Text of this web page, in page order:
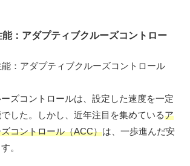
：アダプティブクルーズコントロー
ズコントロールは、設定した速度を一定
した。しかし、近年注目を集めているア
コントロール（ACC）は、一歩進んだ安
。